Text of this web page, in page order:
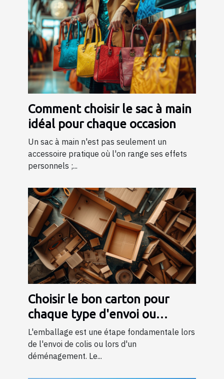
Comment choisir le sac à main
idéal pour chaque occasion
Un sac à main n'est pas seulement un
accessoire pratique où l'on range ses effets
personnels ;...
Choisir le bon carton pour
chaque type d'envoi ou
déménagement
L'emballage est une étape fondamentale lors
de l'envoi de colis ou lors d'un
déménagement. Le...